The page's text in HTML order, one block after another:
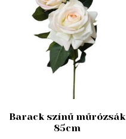
Barack színű műrózsák
85cm